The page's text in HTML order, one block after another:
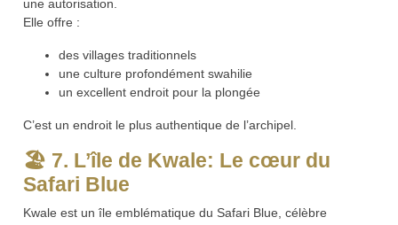
une autorisation.
Elle offre :
des villages traditionnels
une culture profondément swahilie
un excellent endroit pour la plongée
C’est un endroit le plus authentique de l’archipel.
🏖️ 7. L’île de Kwale: Le cœur du
Safari Blue
Kwale est un île emblématique du Safari Blue, célèbre